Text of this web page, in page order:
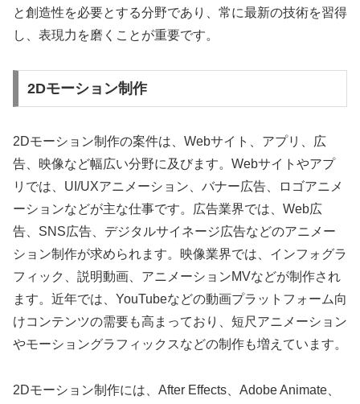
と創造性を必要とする分野であり、常に最新の技術を習得
し、表現力を磨くことが重要です。
2Dモーション制作
2Dモーション制作の案件は、Webサイト、アプリ、広
告、映像など幅広い分野に及びます。Webサイトやアプ
リでは、UI/UXアニメーション、バナー広告、ロゴアニメ
ーションなどが主な仕事です。広告業界では、Web広
告、SNS広告、デジタルサイネージ広告などのアニメー
ション制作が求められます。映像業界では、インフォグラ
フィック、説明動画、アニメーションMVなどが制作され
ます。近年では、YouTubeなどの動画プラットフォーム向
けコンテンツの需要も高まっており、短尺アニメーション
やモーショングラフィックスなどの制作も増えています。
2Dモーション制作には、After Effects、Adobe Animate、